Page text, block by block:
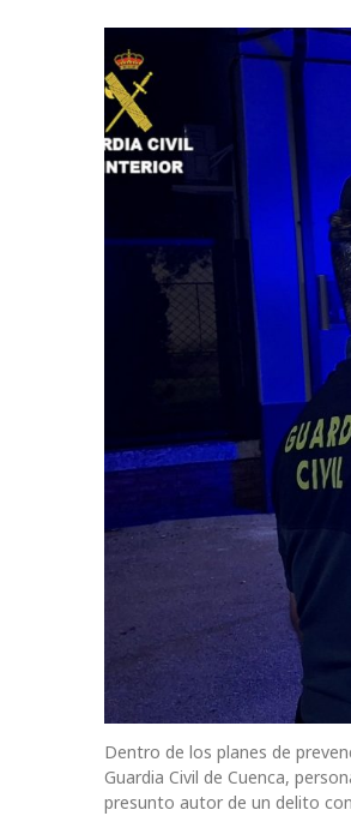
Dentro de los planes de
Guardia Civil de Cuenca,
presunto autor de un delito